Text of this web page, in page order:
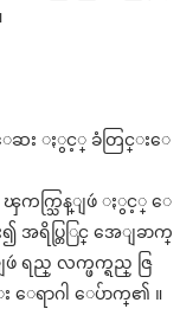
းေဆး ႏွင့္ ခံတြင္းေ
ာ ၾကက္သြန္ျဖဴ ႏွင့္ ေ
အရိပ္တြြင္ အေျခာက္
ရည္ လက္ဖက္ရည္ ဇြ
ေရာဂါ ေပ်ာက္၏ ။